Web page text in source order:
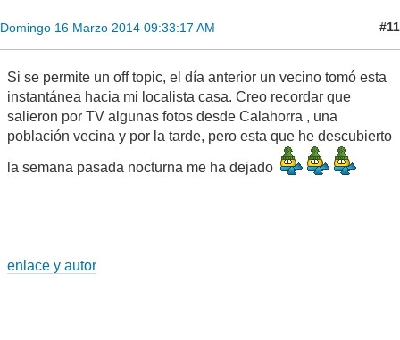
Domingo 16 Marzo 2014 09:33:17 AM #11
Si se permite un off topic, el día anterior un vecino tomó esta
instantánea hacia mi localista casa. Creo recordar que
salieron por TV algunas fotos desde Calahorra , una
población vecina y por la tarde, pero esta que he descubierto
la semana pasada nocturna me ha dejado
enlace y autor